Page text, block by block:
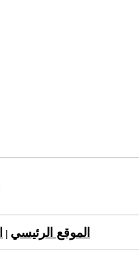
الموقع الرئيسي